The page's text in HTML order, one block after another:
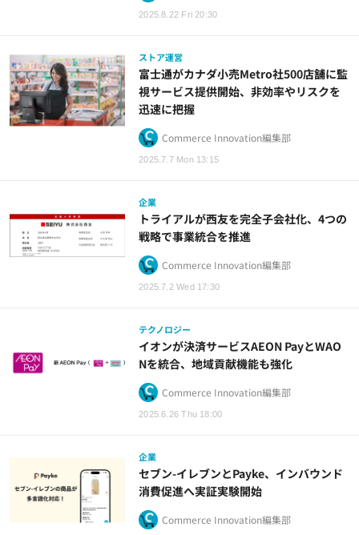
2025.8.22 Fri 20:30
ストア運営
2025.7.7 Mon 13:15
富士通がカナダ小売Metro社500店舗に監
視サービス提供開始、非効率やリスクを
迅速に把握
Commerce Innovation編集部
企業
2025.7.2 Wed 17:30
トライアルが西友を完全子会社化、4つの
戦略で事業統合を推進
Commerce Innovation編集部
テクノロジー
2025.6.26 Thu 18:00
イオンが決済サービスAEON PayとWAO
Nを統合、地域貢献機能も強化
Commerce Innovation編集部
企業
セブン-イレブンとPayke、インバウンド
消費促進へ実証実験開始
Commerce Innovation編集部